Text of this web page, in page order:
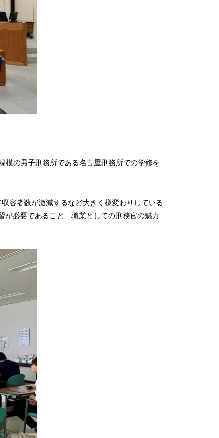
模の男子刑務所である名古屋刑務所での学修を
容者数が激減するなど大きく様変わりしている
必要であること、職業としての刑務官の魅力